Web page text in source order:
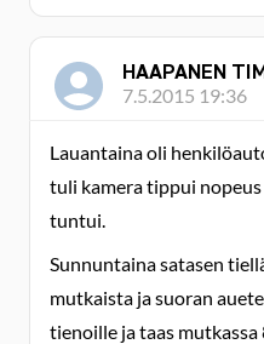
HAAPANEN
7.5.2015 19:36
Lauantaina oli
tuli kamera tippui
tuntui.
Sunnuntaina satasen
mutkaista ja suoran
tienoille ja taas